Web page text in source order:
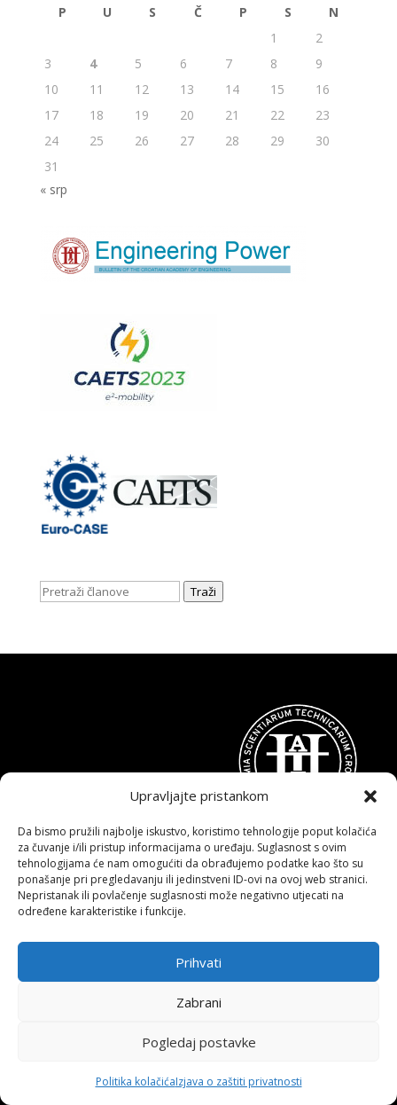
Upravljajte pristankom
Da bismo pružili najbolje iskustvo, koristimo tehnologije poput kolačića
za čuvanje i/ili pristup informacijama o uređaju. Suglasnost s ovim
tehnologijama će nam omogućiti da obrađujemo podatke kao što su
ponašanje pri pregledavanju ili jedinstveni ID-ovi na ovoj web stranici.
Nepristanak ili povlačenje suglasnosti može negativno utjecati na
određene karakteristike i funkcije.
Prihvati
Zabrani
Pogledaj postavke
Politika kolačićaIzjava o zaštiti privatnosti
P U S Č P S
N
1
2
3
4 5 6 7 8
9
10
11 12 13 14 15
16
17
18 19 20 21 22
23
24
25 26 27 28 29
30
31
« srp
Traži
AKADEMIJA TEHNIČKIH ZNANOSTI
Sjedište: Kačićeva 28, 10000 Zagreb
Telefon: +385 1 4922 559
E-adresa
89465386965
(Zagrebačka banka d.d)
SWIFT: ZABAHR2X